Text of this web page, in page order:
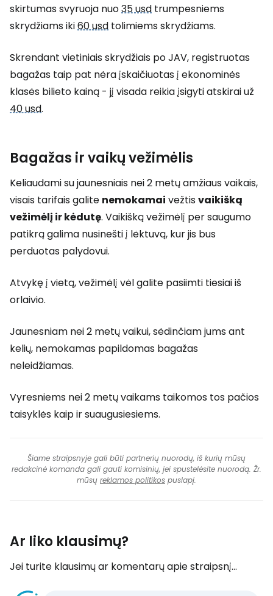
skirtumas svyruoja nuo35 usd trumpesniems
skrydžiams iki60 usd tolimiems skrydžiams.
Skrendant vietiniais skrydžiais po JAV, registruotas
bagažas taip pat nėra įskaičiuotas į ekonominės
klasės bilieto kainą - jį visada reikia įsigyti atskirai už
40 usd.
Bagažas ir vaikų vežimėlis
Keliaudami su jaunesniais nei 2 metų amžiaus vaikais,
visais tarifais galite nemokamai vežtisvaikišką
vežimėlį ir kėdutę. Vaikišką vežimėlį per saugumo
patikrą galima nusinešti į lėktuvą, kur jis bus
perduotas palydovui.
Atvykę į vietą, vežimėlį vėl galite pasiimti tiesiai iš
orlaivio.
Jaunesniam nei 2 metų vaikui, sėdinčiam jums ant
kelių, nemokamas papildomas bagažas
neleidžiamas.
Vyresniems nei 2 metų vaikams taikomos tos pačios
taisyklės kaip ir suaugusiesiems.
Šiame straipsnyje gali būti partnerių nuorodų, iš kurių mūsų
redakcinė komanda gali gauti komisinių, jei spustelėsite nuorodą. Žr.
mūsų reklamos politikos puslapį.
Ar liko klausimų?
Jei turite klausimų ar komentarų apie straipsnį...